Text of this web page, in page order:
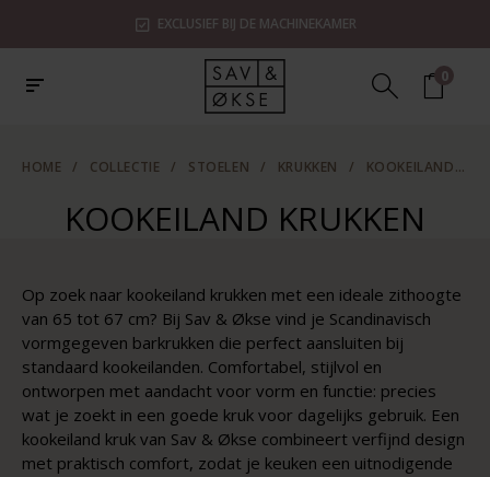
EXCLUSIEF BIJ DE MACHINEKAMER
0
HOME / COLLECTIE / STOELEN / KRUKKEN / KOOKEILAND KRUKKEN
KOOKEILAND KRUKKEN
Op zoek naar kookeiland krukken met een ideale zithoogte
van 65 tot 67 cm? Bij Sav & Økse vind je Scandinavisch
vormgegeven barkrukken die perfect aansluiten bij
standaard kookeilanden. Comfortabel, stijlvol en
ontworpen met aandacht voor vorm en functie: precies
wat je zoekt in een goede kruk voor dagelijks gebruik. Een
kookeiland kruk van Sav & Økse combineert verfijnd design
met praktisch comfort, zodat je keuken een uitnodigende